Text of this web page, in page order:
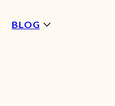
BLOG